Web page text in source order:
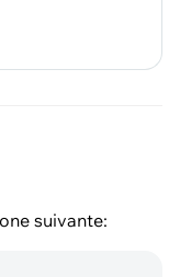
suivante: